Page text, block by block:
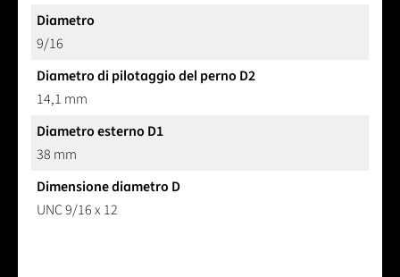
Diametro
9/16
Diametro di pilotaggio del perno D2
14,1 mm
Diametro esterno D1
38 mm
Dimensione diametro D
UNC 9/16 x 12